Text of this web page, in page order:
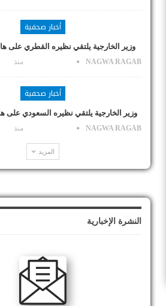
أخبار صحفية
وزير الخارجية يلتقي نظيره القطري على
NAGWA RAGAB منذ
أخبار صحفية
وزير الخارجية يلتقي نظيره السعودي على
NAGWA RAGAB منذ
المزيد
النشرة الإخبارية